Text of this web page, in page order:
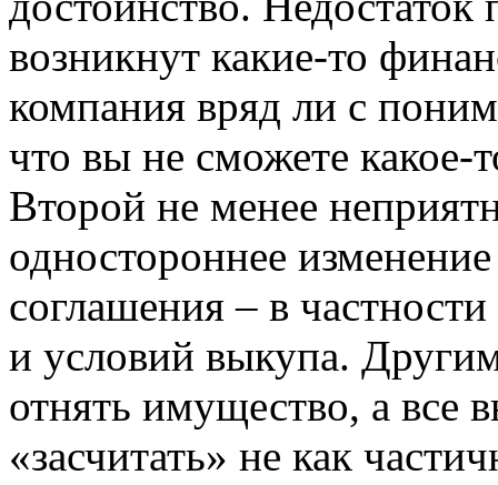
возникнут какие-то
компания вряд ли с
что вы не сможете какое-
Второй не менее
одностороннее
соглашения – в
и условий выкупа.
отнять имущество, а все
«засчитать» не как